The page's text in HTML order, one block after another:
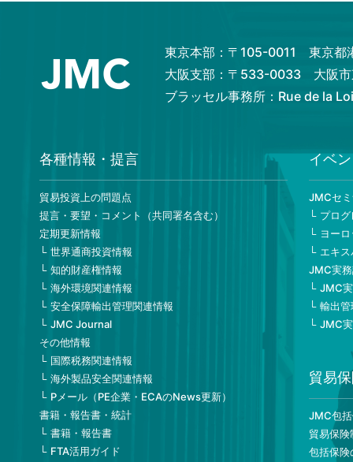
東京本部：〒105-0011 東京都
大阪支部：〒533-0033 大阪市
ブラッセル事務所：Rue de la
各種情報・提言
貿易投資上の問題点
提言・要望・コメント（共同署名含む）
定期更新情報
世界通商投資情報
知的財産権情報
海外環境関連情報
安全保障輸出管理関連情報
JMC Journal
その他情報
国際税務関連情報
海外製品安全関連情報
Pメール（PE企業・ECAのNews更新）
書籍・報告書・統計
書籍・報告書
FTA活用ガイド
イベ
JMCセ
プロ
ヨー
エキ
JMC実
JMC
輸出
JMC
貿易
JMC包
貿易保険
包括保険